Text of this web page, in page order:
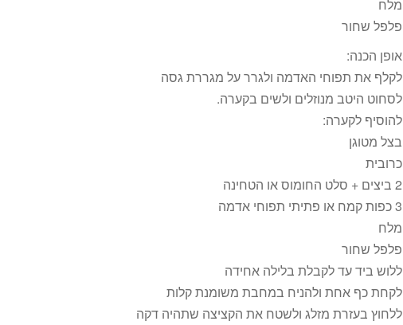
מלח
פלפל שחור
אופן הכנה:
לקלף את תפוחי האדמה ולגרר על מגררת גסה
לסחוט היטב מנוזלים ולשים בקערה.
להוסיף לקערה:
בצל מטוגן
כרובית
2 ביצים + סלט החומוס או הטחינה
3 כפות קמח או פתיתי תפוחי אדמה
מלח
פלפל שחור
ללוש ביד עד לקבלת בלילה אחידה
לקחת כף אחת ולהניח במחבת משומנת קלות
ללחוץ בעזרת מזלג ולשטח את הקציצה שתהיה דקה